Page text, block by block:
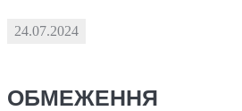
24.07.2024
ОБМЕЖЕННЯ